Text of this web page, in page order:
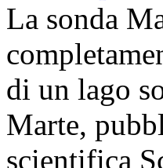
La sonda
di un lago
Marte,
scientifica